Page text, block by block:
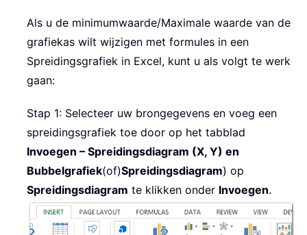
Als u de minimumwaarde/Maximale waarde van de
grafiekas wilt wijzigen met formules in een
Spreidingsgrafiek in Excel, kunt u als volgt te werk
gaan:
Stap 1: Selecteer uw brongegevens en voeg een
spreidingsgrafiek toe door op het tabblad
Invoegen – Spreidingsdiagram (X, Y) en
Bubbelgrafiek(of)Spreidingsdiagram) op
Spreidingsdiagram te klikken onder Invoegen.